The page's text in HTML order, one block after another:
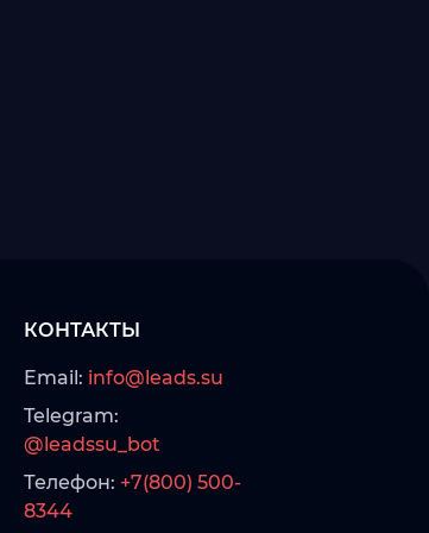
КОНТАКТЫ
Email: info@leads.su
Telegram:
@leadssu_bot
Телефон: +7(800) 500-
8344